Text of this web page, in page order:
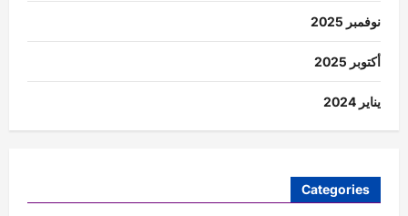
نوفمبر 2025
أكتوبر 2025
يناير 2024
Categories